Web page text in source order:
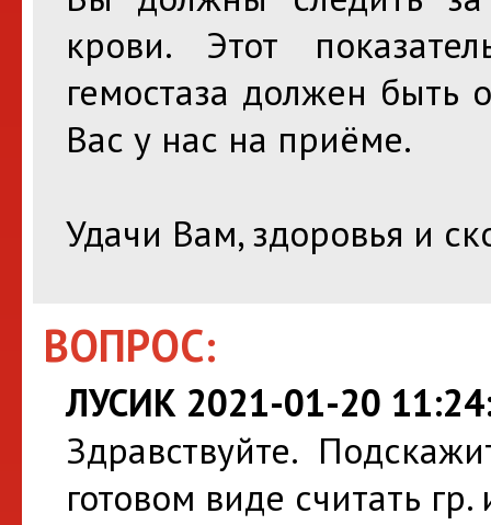
крови. Этот
гемостаза должен быть
Вас у нас на приёме.
Удачи Вам, здоровья и
ВОПРОС:
ЛУСИК 2021-01-20
Здравствуйте.
готовом виде считать